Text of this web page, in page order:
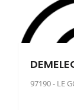
97190 - LE